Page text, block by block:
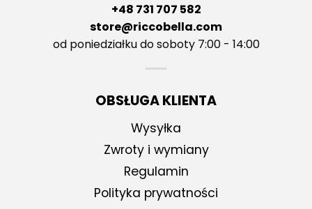
+48 731 707 582
store@riccobella.com
od poniedziałku do soboty 7:00 - 14:00
OBSŁUGA KLIENTA
Wysyłka
Zwroty i wymiany
Regulamin
Polityka prywatności